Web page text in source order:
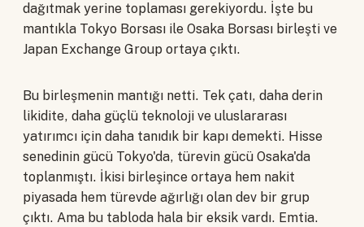
dağıtmak yerine toplaması gerekiyordu. İşte bu
mantıkla Tokyo Borsası ile Osaka Borsası birleşti ve
Japan Exchange Group ortaya çıktı.
Bu birleşmenin mantığı netti. Tek çatı, daha derin
likidite, daha güçlü teknoloji ve uluslararası
yatırımcı için daha tanıdık bir kapı demekti. Hisse
senedinin gücü Tokyo'da, türevin gücü Osaka'da
toplanmıştı. İkisi birleşince ortaya hem nakit
piyasada hem türevde ağırlığı olan dev bir grup
çıktı. Ama bu tabloda hala bir eksik vardı. Emtia.